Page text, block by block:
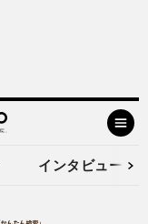
インタビュー